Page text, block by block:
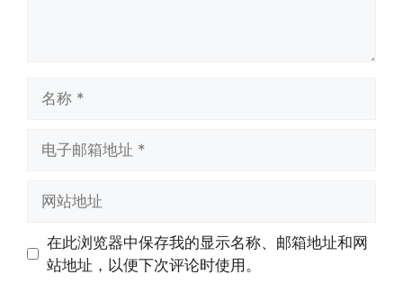
址
址
在此浏览器中保存我的显示名称、邮箱地址和网
站地址，以便下次评论时使用。